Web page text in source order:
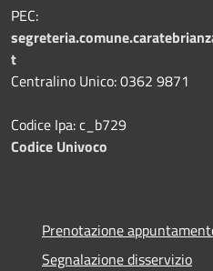
PEC:
t
Centralino Unico: 0362 9871
Codice Ipa: c_b729
Codice Univoco
Prenotazione
Segnalazione disservizio